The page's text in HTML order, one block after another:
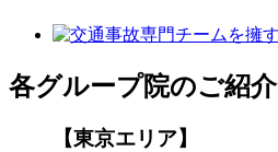
各グループ院のご紹介
【東京エリア】